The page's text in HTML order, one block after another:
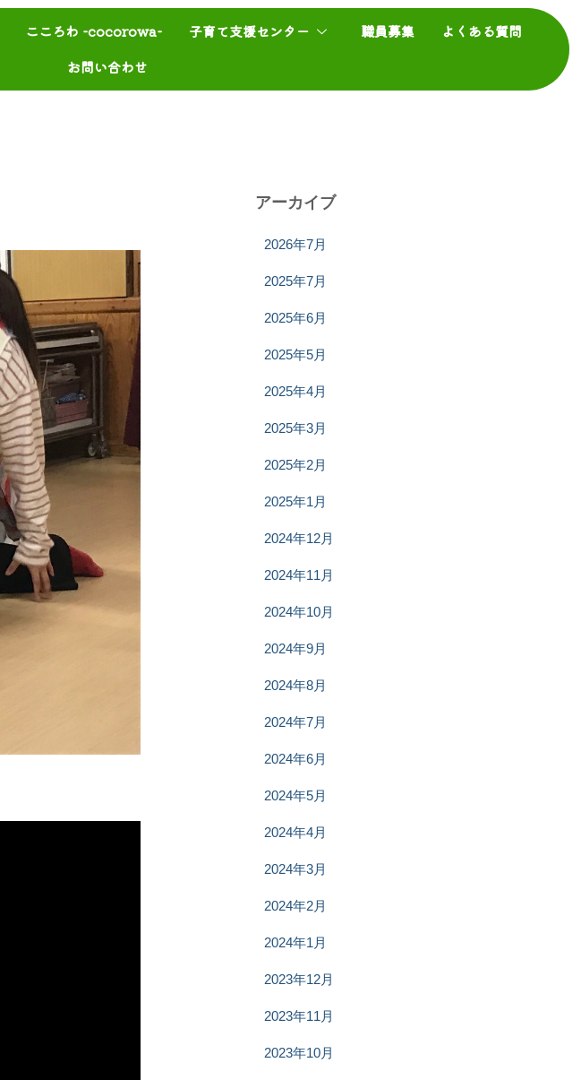
こころわ -cocorowa- 子育て支援センター 職員募集
よくある質問
お問い合わせ
アーカイブ
2026年7月
2025年7月
2025年6月
2025年5月
2025年4月
2025年3月
2025年2月
2025年1月
2024年12月
2024年11月
2024年10月
2024年9月
2024年8月
2024年7月
2024年6月
2024年5月
2024年4月
2024年3月
2024年2月
2024年1月
2023年12月
2023年11月
2023年10月